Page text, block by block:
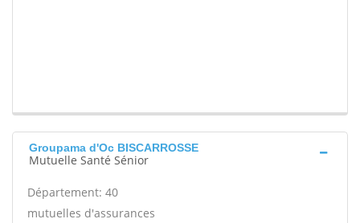
Groupama d'Oc BISCARROSSE
Mutuelle Santé Sénior
Département: 40
mutuelles d'assurances